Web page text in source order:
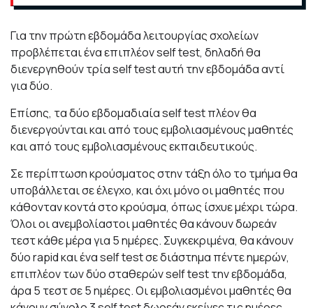
Για την πρώτη εβδομάδα λειτουργίας σχολείων
προβλέπεται ένα επιπλέον self test, δηλαδή θα
διενεργηθούν τρία self test αυτή την εβδομάδα αντί
για δύο.
Επίσης, τα δύο εβδομαδιαία self test πλέον θα
διενεργούνται και από τους εμβολιασμένους μαθητές
και από τους εμβολιασμένους εκπαιδευτικούς.
Σε περίπτωση κρούσματος στην τάξη όλο το τμήμα θα
υποβάλλεται σε έλεγχο, και όχι μόνο οι μαθητές που
κάθονταν κοντά στο κρούσμα, όπως ίσχυε μέχρι τώρα.
Όλοι οι ανεμβολίαστοι μαθητές θα κάνουν δωρεάν
τεστ κάθε μέρα για 5 ημέρες. Συγκεκριμένα, θα κάνουν
δύο rapid και ένα self test σε διάστημα πέντε ημερών,
επιπλέον των δύο σταθερών self test την εβδομάδα,
άρα 5 τεστ σε 5 ημέρες. Οι εμβολιασμένοι μαθητές θα